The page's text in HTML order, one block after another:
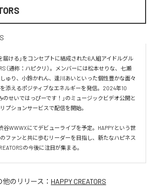
届ける」をコンセプトに結成された6人組アイドルグル
（通称：ハピクリ）。メンバーには松本せりな、七瀬
ゅり、小鈴かれん、逢川あいといった個性豊かな面々
添えるポジティブなエネルギーを発信。2024年10
のせいではっぴーです！」のミュージックビデオ公開と
プションサービスで配信を開始。
谷WWWXにてデビューライブを予定。HAPPYという世
ファンと共に歩むリーダーを目指し、新たなハピネス
の今後に注目が集まる。
他のリリース： HAPPY CREATORS